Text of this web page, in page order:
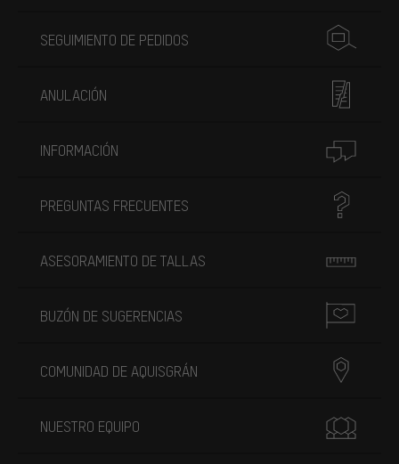
SEGUIMIENTO DE PEDIDOS
ANULACIÓN
INFORMACIÓN
PREGUNTAS FRECUENTES
ASESORAMIENTO DE TALLAS
BUZÓN DE SUGERENCIAS
COMUNIDAD DE AQUISGRÁN
NUESTRO EQUIPO